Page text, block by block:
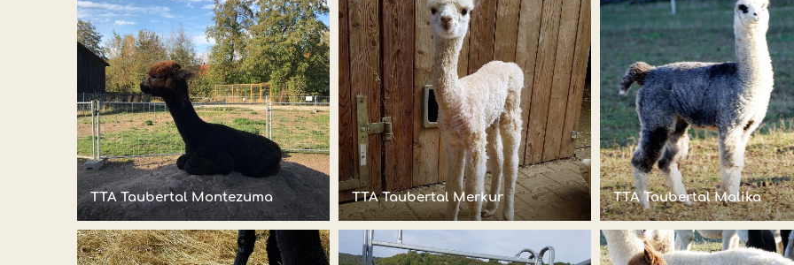
TTA Taubertal Montezuma TTA Taubertal Merkur TTA Taubertal Malika